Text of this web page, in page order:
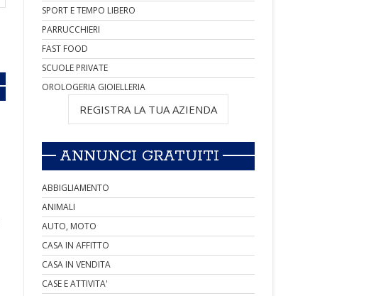
SPORT E TEMPO LIBERO
PARRUCCHIERI
FAST FOOD
SCUOLE PRIVATE
OROLOGERIA GIOIELLERIA
REGISTRA LA TUA AZIENDA
ANNUNCI GRATUITI
ABBIGLIAMENTO
ANIMALI
AUTO, MOTO
CASA IN AFFITTO
CASA IN VENDITA
CASE E ATTIVITA'